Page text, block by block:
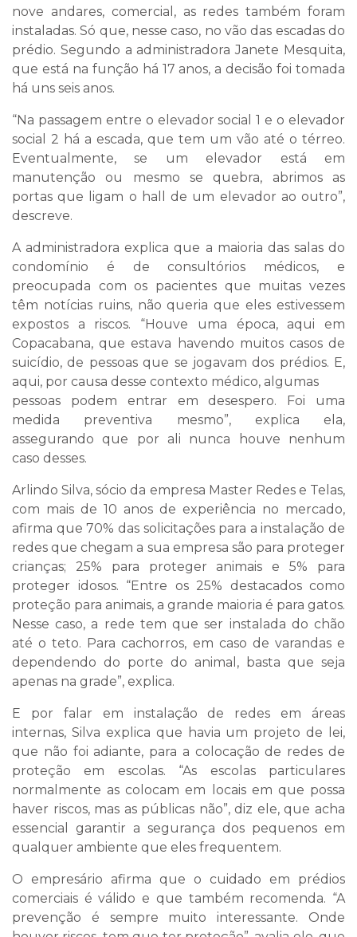
nove andares, comercial, as redes também foram
instaladas. Só que, nesse caso, no vão das escadas do
prédio. Segundo a administradora Janete Mesquita,
que está na função há 17 anos, a decisão foi tomada
há uns seis anos.
“Na passagem entre o elevador social 1 e o elevador
social 2 há a escada, que tem um vão até o térreo.
Eventualmente, se um elevador está em
manutenção ou mesmo se quebra, abrimos as
portas que ligam o hall de um elevador ao outro”,
descreve.
A administradora explica que a maioria das salas do
condomínio é de consultórios médicos, e
preocupada com os pacientes que muitas vezes
têm notícias ruins, não queria que eles estivessem
expostos a riscos. “Houve uma época, aqui em
Copacabana, que estava havendo muitos casos de
suicídio, de pessoas que se jogavam dos prédios. E,
aqui, por causa desse contexto médico, algumas
pessoas podem entrar em desespero. Foi uma
medida preventiva mesmo”, explica ela,
assegurando que por ali nunca houve nenhum
caso desses.
Arlindo Silva, sócio da empresa Master Redes e Telas,
com mais de 10 anos de experiência no mercado,
afirma que 70% das solicitações para a instalação de
redes que chegam a sua empresa são para proteger
crianças; 25% para proteger animais e 5% para
proteger idosos. “Entre os 25% destacados como
proteção para animais, a grande maioria é para gatos.
Nesse caso, a rede tem que ser instalada do chão
até o teto. Para cachorros, em caso de varandas e
dependendo do porte do animal, basta que seja
apenas na grade”, explica.
E por falar em instalação de redes em áreas
internas, Silva explica que havia um projeto de lei,
que não foi adiante, para a colocação de redes de
proteção em escolas. “As escolas particulares
normalmente as colocam em locais em que possa
haver riscos, mas as públicas não”, diz ele, que acha
essencial garantir a segurança dos pequenos em
qualquer ambiente que eles frequentem.
O empresário afirma que o cuidado em prédios
comerciais é válido e que também recomenda. “A
prevenção é sempre muito interessante. Onde